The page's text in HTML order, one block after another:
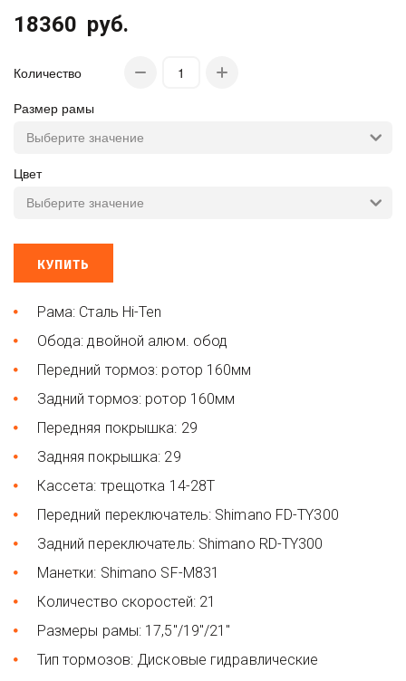
18360 руб.
Количество
Размер рамы
Цвет
КУПИТЬ
Рама: Сталь Hi-Ten
Обода: двойной алюм. обод
Передний тормоз: ротор 160мм
Задний тормоз: ротор 160мм
Передняя покрышка: 29
Задняя покрышка: 29
Кассета: трещотка 14-28T
Передний переключатель: Shimano FD-TY300
Задний переключатель: Shimano RD-TY300
Манетки: Shimano SF-M831
Количество скоростей: 21
Размеры рамы: 17,5"/19"/21"
Тип тормозов: Дисковые гидравлические